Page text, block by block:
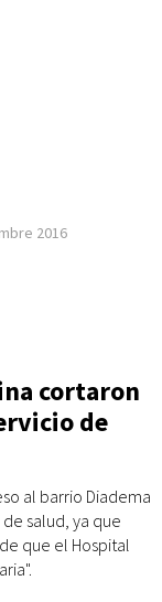
2016
cortaron
de
al barrio Diadema
salud, ya que
que el Hospital